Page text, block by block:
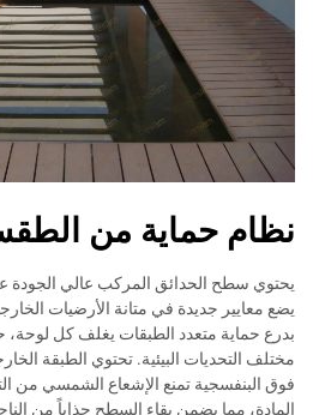
نظام حماية من
يحتوي سطح الحدائق المركب عالي الجودة
يضع معايير جديدة في متانة الأرضيات
بدرع حماية متعدد الطبقات يغلف كل لوحة،
مختلف التحديات البيئية. تحتوي الطبقة
فوق البنفسجية تمنع الإشعاع الشمسي من
المادة، مما يضمن بقاء السطح جذاباً من